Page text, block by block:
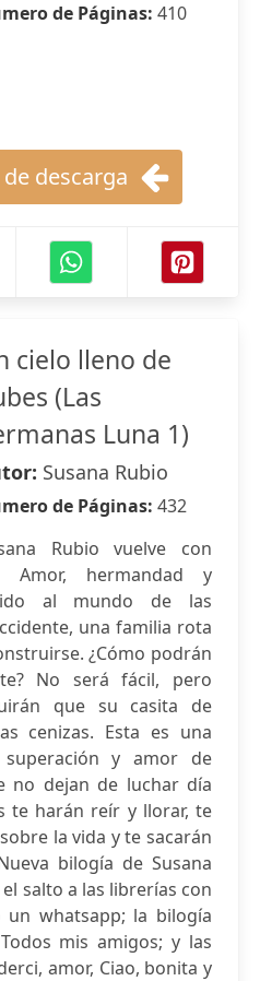
de Páginas: 410
descarga
cielo lleno de
(Las
Luna 1)
Susana Rubio
de Páginas: 432
Rubio vuelve con
Amor, hermandad y
al mundo de las
una familia rota
¿Cómo podrán
No será fácil, pero
que su casita de
cenizas. Esta es una
y amor de
no dejan de luchar día
te harán reír y llorar, te
la vida y te sacarán
bilogía de Susana
salto a las librerías con
un whatsapp; la bilogía
mis amigos; y las
amor, Ciao, bonita y